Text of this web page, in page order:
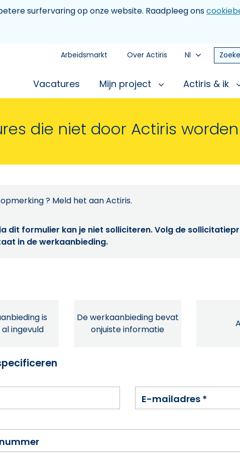
surfervaring op onze website. Raadpleeg ons
Arbeidsmarkt Over Actiris Nl
Vacatures Mijn project Actiris & ik
die niet door Actiris
? Meld het aan Actiris.
dit formulier kan je niet solliciteren. Volg de
in de werkaanbieding.
is
ingevuld
De werkaanbieding bevat
onjuiste informatie
E-mailadres *